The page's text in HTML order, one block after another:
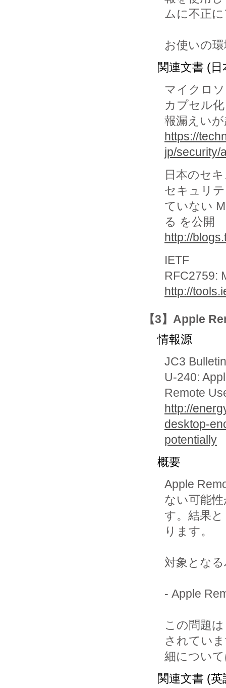
ムに不正
お使いの
関連文書 (日
マイクロ
カプセル
報漏えい
https://
jp/security/
日本のセ
セキュリ
ていない
る を公開
http://
IETF
RFC2759:
http://
【3】Apple
情報源
JC3 Bulletin
U-240:
Remote
http://
desktop-
potentially
概要
Apple
ない可能
す。結果
ります。
対象とな
- Apple
この問題
されてい
細につい
関連文書 (英